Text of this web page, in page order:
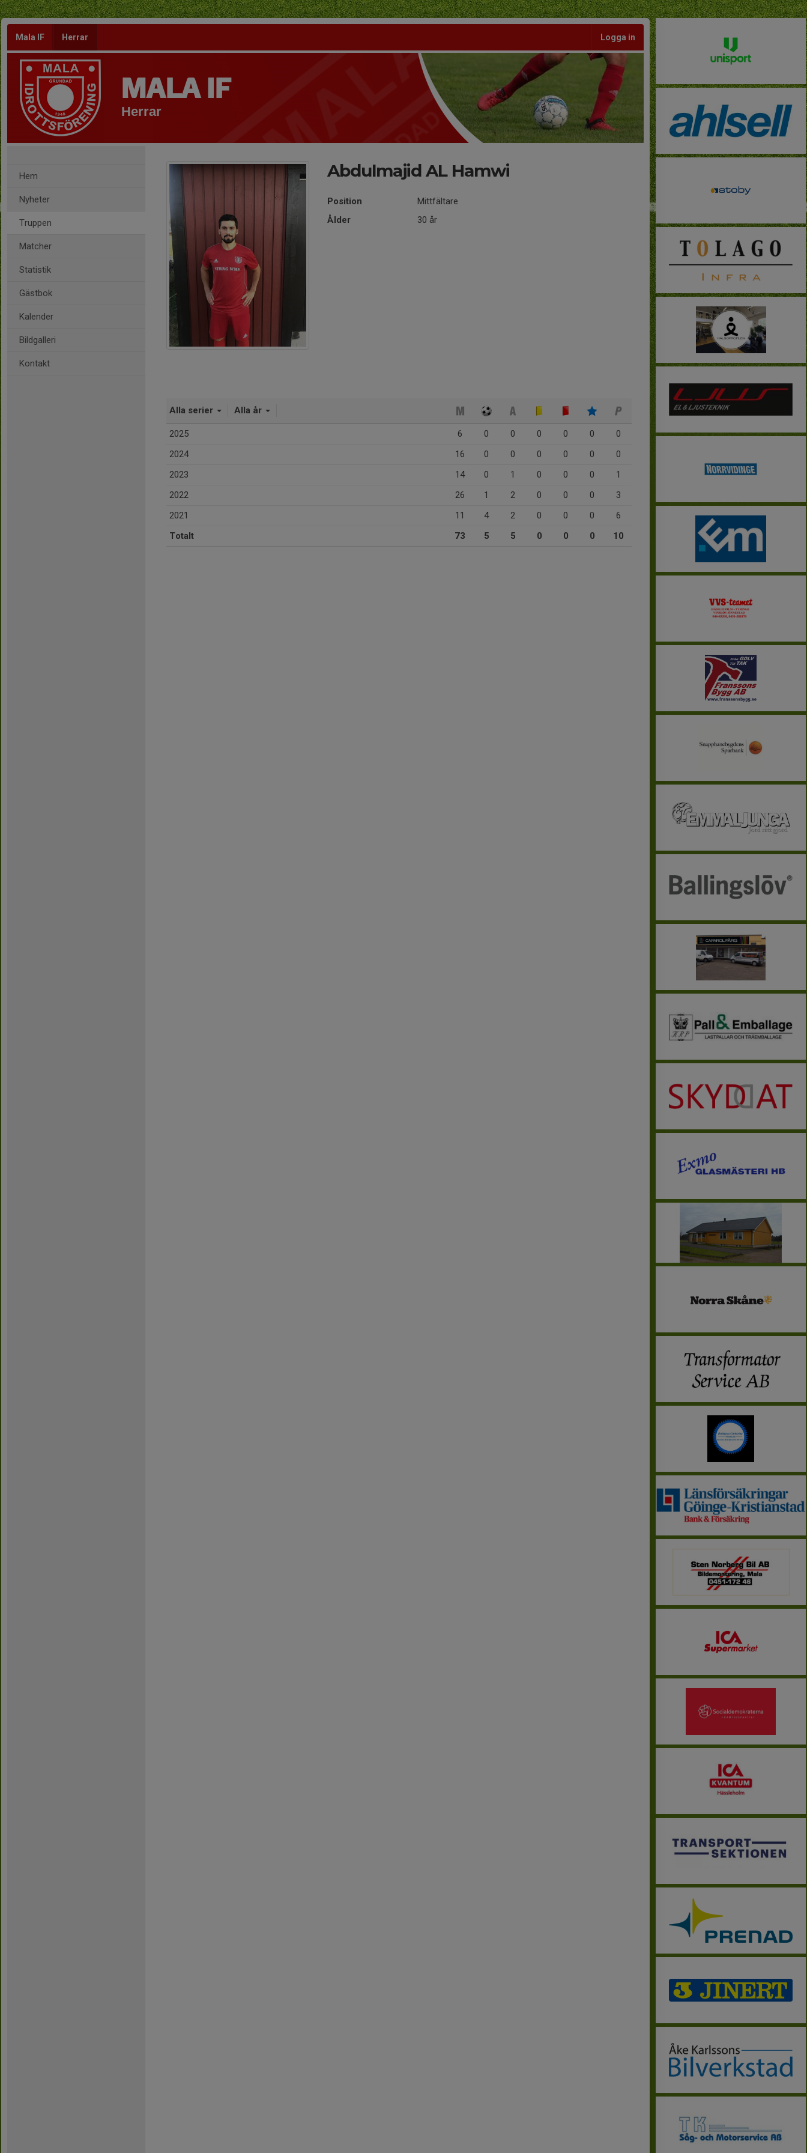
Mala IF Herrar Logga in
MALA IF
Herrar
Hem
Nyheter
Truppen
Matcher
Statistik
Gästbok
Kalender
Bildgalleri
Kontakt
Abdulmajid AL Hamwi
Position
Mittfältare
Ålder
30 år
Alla serier Alla år
2025 6 0 0 0 0 0
0
2024
16 0 0 0 0 0
0
2023
14 0 1 0 0 0
1
2022
26 1 2 0 0 0
3
2021
11 4 2 0 0 0
6
Totalt
73 5 5 0 0 0 10